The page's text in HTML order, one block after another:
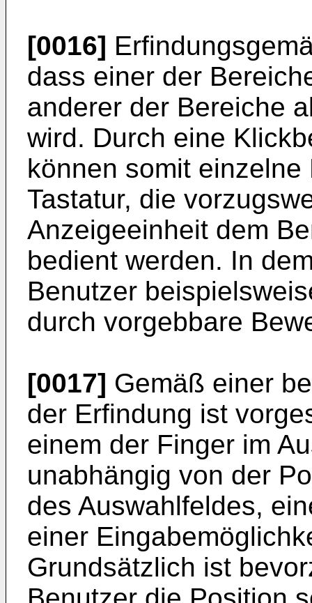
[0016]
dass einer der
anderer der Bereiche
wird. Durch eine
können somit
Tastatur, die
Anzeigeeinheit dem
bedient werden. In
Benutzer
durch vorgebbare
[0017] Gemäß einer
der Erfindung ist
einem der Finger im
unabhängig von der
des Auswahlfeldes,
einer
Grundsätzlich ist